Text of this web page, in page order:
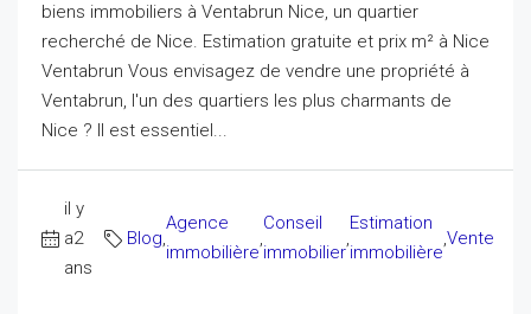
biens immobiliers à Ventabrun Nice, un quartier
recherché de Nice. Estimation gratuite et prix m² à Nice
Ventabrun Vous envisagez de vendre une propriété à
Ventabrun, l'un des quartiers les plus charmants de
Nice ? Il est essentiel...
il y
a2
ans
Blog,
Agence
immobilière
,
Conseil
immobilier
,
Estimation
immobilière
,Vente